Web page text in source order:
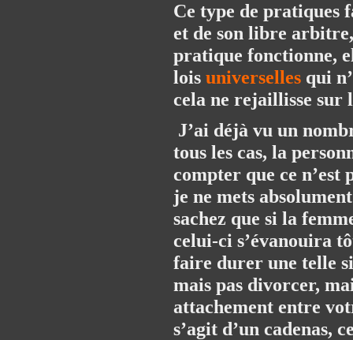
Ce type de pratiques
et de son libre
pratique fonctionne,
lois universelles qui
cela ne rejaillisse sur
J’ai déjà vu un
tous les cas, la
compter que ce
je ne mets
sachez que si la
celui-ci s’évanouira
faire durer une telle
mais pas divorcer,
attachement entre
s’agit d’un cadenas,